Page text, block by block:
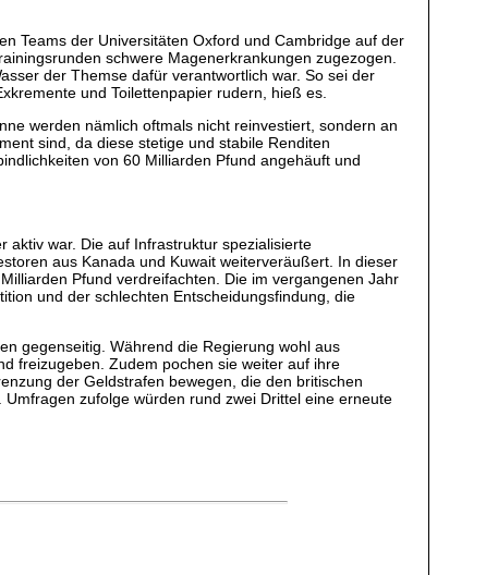
Teams der Universitäten Oxford und Cambridge auf der
schwere Magenerkrankungen zugezogen.
der Themse dafür verantwortlich war. So sei der
und Toilettenpapier rudern, hieß es.
werden nämlich oftmals nicht reinvestiert, sondern an
sind, da diese stetige und stabile Renditen
von 60 Milliarden Pfund angehäuft und
aktiv war. Die auf Infrastruktur spezialisierte
aus Kanada und Kuwait weiterveräußert. In dieser
Pfund verdreifachten. Die im vergangenen Jahr
und der schlechten Entscheidungsfindung, die
gegenseitig. Während die Regierung wohl aus
freizugeben. Zudem pochen sie weiter auf ihre
der Geldstrafen bewegen, die den britischen
zufolge würden rund zwei Drittel eine erneute